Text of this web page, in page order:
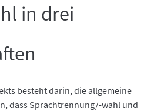
in drei
besteht darin, die allgemeine
dass Sprachtrennung/-wahl und